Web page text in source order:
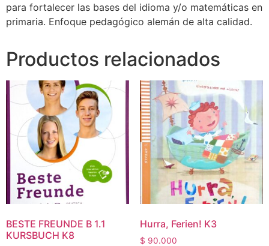
para fortalecer las bases del idioma y/o matemáticas en
primaria. Enfoque pedagógico alemán de alta calidad.
Productos relacionados
BESTE FREUNDE B 1.1
KURSBUCH K8
Hurra, Ferien! K3
$ 90.000